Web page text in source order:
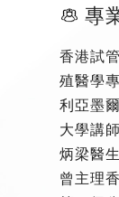
專
香港試
殖醫學
利亞墨
大學講
炳梁醫
曾主理